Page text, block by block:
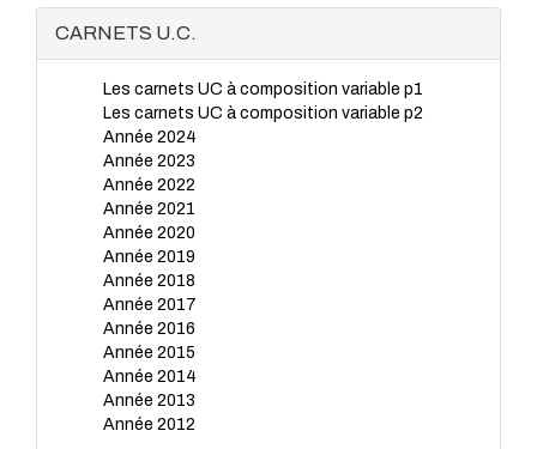
CARNETS U.C.
Les carnets UC à composition variable p1
Les carnets UC à composition variable p2
Année 2024
Année 2023
Année 2022
Année 2021
Année 2020
Année 2019
Année 2018
Année 2017
Année 2016
Année 2015
Année 2014
Année 2013
Année 2012